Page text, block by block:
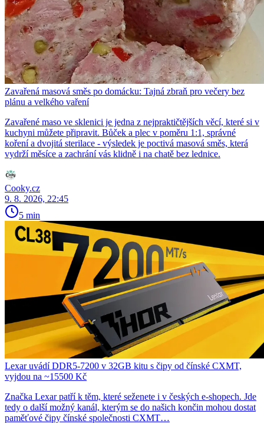
Zavařená masová směs po domácku: Tajná zbraň pro večery bez
plánu a velkého vaření
Zavařené maso ve sklenici je jedna z nejpraktičtějších věcí, které si v
kuchyni můžete připravit. Bůček a plec v poměru 1:1, správné
koření a dvojitá sterilace - výsledek je poctivá masová směs, která
vydrží měsíce a zachrání vás klidně i na chatě bez lednice.
Cooky.cz
9. 8. 2026, 22:45
5 min
Lexar uvádí DDR5-7200 v 32GB kitu s čipy od čínské CXMT,
vyjdou na ~15500 Kč
Značka Lexar patří k těm, které seženete i v českých e-shopech. Jde
tedy o další možný kanál, kterým se do našich končin mohou dostat
paměťové čipy čínské společnosti CXMT…